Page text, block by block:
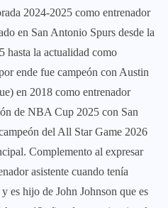
2024-2025 como entrenador
en San Antonio Spurs desde la
hasta la actualidad como
ende fue campeón con Austin
en 2018 como entrenador
de NBA Cup 2025 con San
del All Star Game 2026
Complemento al expresar
asistente cuando tenía
es hijo de John Johnson que es